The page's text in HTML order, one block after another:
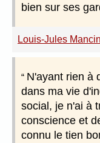
bien sur ses
Louis-Jules
N'ayant rien à
dans ma vie
social, je n'ai à
conscience et
connu le tien